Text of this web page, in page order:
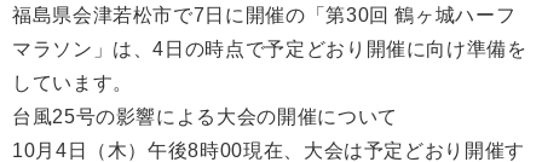
福島県会津若松市で7日に開催の「第30回 鶴ヶ城ハーフ
マラソン」は、4日の時点で予定どおり開催に向け準備を
しています。
台風25号の影響による大会の開催について
10月4日（木）午後8時00現在、大会は予定どおり開催す